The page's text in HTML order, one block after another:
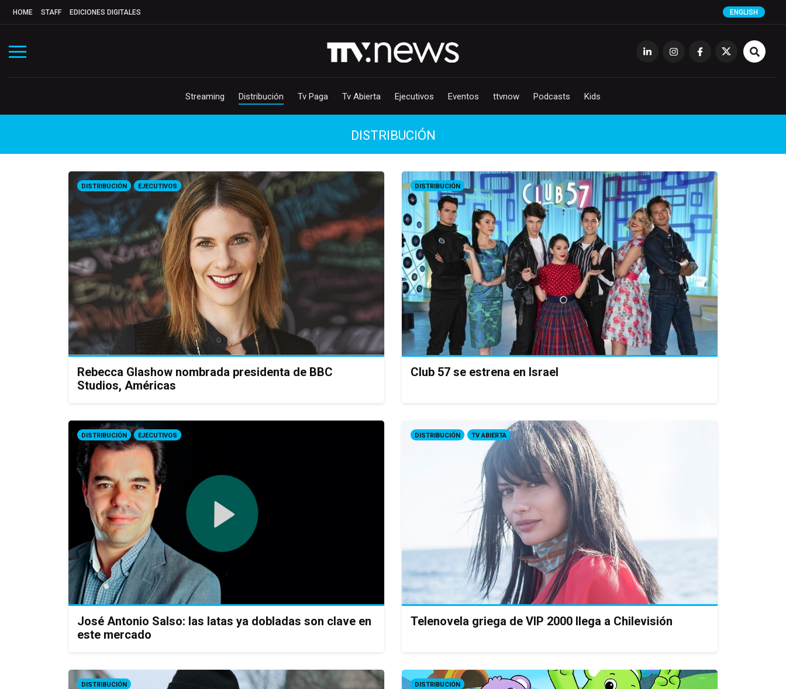
HOME STAFF EDICIONES DIGITALES ENGLISH
Streaming Distribución Tv Paga Tv Abierta Ejecutivos Eventos ttvnow Podcasts Kids
DISTRIBUCIÓN
DISTRIBUCIÓN EJECUTIVOS
Rebecca Glashow nombrada presidenta de BBC
Studios, Américas
DISTRIBUCIÓN
Club 57 se estrena en Israel
DISTRIBUCIÓN EJECUTIVOS
José Antonio Salso: las latas ya dobladas son clave en
este mercado
DISTRIBUCIÓN TV ABIERTA
Telenovela griega de VIP 2000 llega a Chilevisión
DISTRIBUCIÓN DISTRIBUCIÓN